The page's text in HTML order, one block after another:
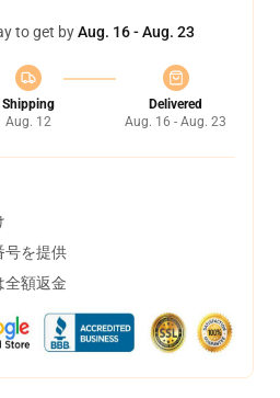
to get byAug. 16 - Aug. 23
Shipping
Aug. 12
Delivered
Aug. 16 - Aug. 23
号を提供
全額返金